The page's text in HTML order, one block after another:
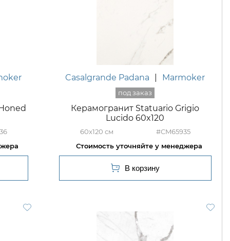
Casalgrande Padana Marmoker
Керамогранит Statuario Grigio
Lucido 60x120
60x120 #CM65935